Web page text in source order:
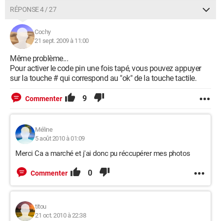
RÉPONSE 4 / 27
Cochy
21 sept. 2009 à 11:00
Même problème...
Pour activer le code pin une fois tapé, vous pouvez appuyer
sur la touche # qui correspond au "ok" de la touche tactile.
Commenter 9
Méline
5 août 2010 à 01:09
Merci Ca a marché et j'ai donc pu réccupérer mes photos
Commenter 0
titou
21 oct. 2010 à 22:38